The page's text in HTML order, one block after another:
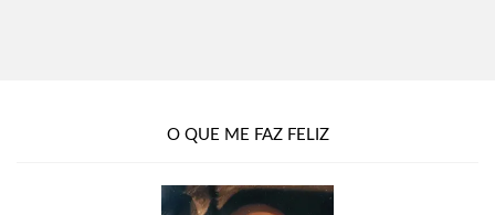
O QUE ME FAZ FELIZ